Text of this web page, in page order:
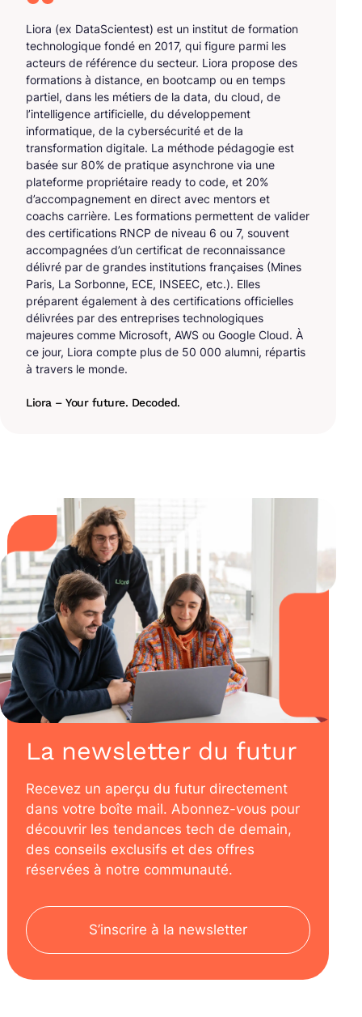
Liora (ex DataScientest) est un institut de formation
technologique fondé en 2017, qui figure parmi les
acteurs de référence du secteur. Liora propose des
formations à distance, en bootcamp ou en temps
partiel, dans les métiers de la data, du cloud, de
l’intelligence artificielle, du développement
informatique, de la cybersécurité et de la
transformation digitale. La méthode pédagogie est
basée sur 80% de pratique asynchrone via une
plateforme propriétaire ready to code, et 20%
d’accompagnement en direct avec mentors et
coachs carrière. Les formations permettent de valider
des certifications RNCP de niveau 6 ou 7, souvent
accompagnées d’un certificat de reconnaissance
délivré par de grandes institutions françaises (Mines
Paris, La Sorbonne, ECE, INSEEC, etc.). Elles
préparent également à des certifications officielles
délivrées par des entreprises technologiques
majeures comme Microsoft, AWS ou Google Cloud. À
ce jour, Liora compte plus de 50 000 alumni, répartis
à travers le monde.
Liora – Your future. Decoded.
La newsletter du futur
Recevez un aperçu du futur directement
dans votre boîte mail. Abonnez-vous pour
découvrir les tendances tech de demain,
des conseils exclusifs et des offres
réservées à notre communauté.
S’inscrire à la newsletter